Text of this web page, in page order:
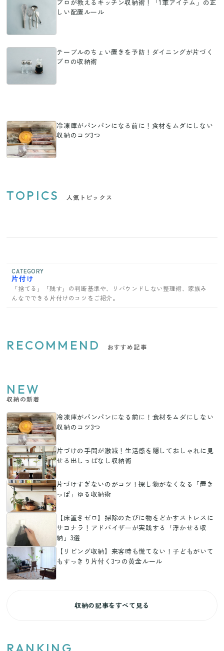
プロが教えるキッチン収納術！「1軍アイテム」の正
しい配置ルール
テーブルのちょい置きを予防！ダイニングが片づく
プロの収納術
冷凍庫がパンパンになる前に！食材をムダにしない
収納のコツ3つ
TOPICS 人気トピックス
CATEGORY
片付け
「捨てる」「残す」の判断基準や、リバウンドしない整理術、家族み
んなでできる片付けのコツをご紹介。
RECOMMEND おすすめ記事
NEW
収納の新着
冷凍庫がパンパンになる前に！食材をムダにしない
収納のコツ3つ
片づけの手間が激減！生活感を隠しておしゃれに見
せる出しっぱなし収納術
片づけすぎないのがコツ！探し物がなくなる「置き
っぱ」ゆる収納術
【床置きゼロ】掃除のたびに物をどかすストレスに
サヨナラ！アドバイザーが実践する「浮かせる収
納」3選
【リビング収納】来客時も慌てない！子どもがいて
もすっきり片付く3つの黄金ルール
収納の記事をすべて見る
RANKING